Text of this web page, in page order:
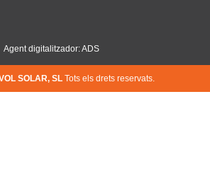
Agent digitalitzador: ADS
SOLAR, SL Tots els drets reservats.